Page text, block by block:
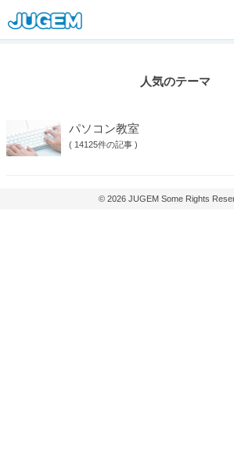
人気のテーマ
パソコン教室
( 14125件の記事 )
© 2026 JUGEM Some Rights